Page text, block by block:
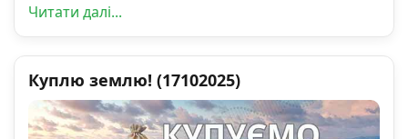
Читати далі...
Куплю землю! (17102025)